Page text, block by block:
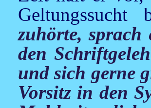
zuhörte,
den
und sich gerne
Vorsitz in den